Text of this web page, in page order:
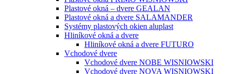
Plastové okná – dvere GEALAN
Plastové okná a dvere SALAMANDER
Systémy plastových okien aluplast
Hliníkové okná a dvere
Hliníkové okná a dvere FUTURO
Vchodové dvere
Vchodové dvere NOBE WISNIOWSKI
Vchodové dvere NOVA WISNIOWSKI